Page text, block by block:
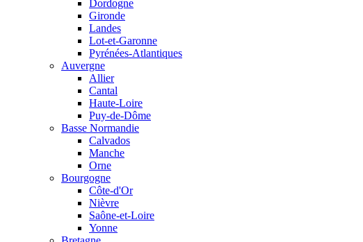
Dordogne
Gironde
Landes
Lot-et-Garonne
Pyrénées-Atlantiques
Auvergne
Allier
Cantal
Haute-Loire
Puy-de-Dôme
Basse Normandie
Calvados
Manche
Orne
Bourgogne
Côte-d'Or
Nièvre
Saône-et-Loire
Yonne